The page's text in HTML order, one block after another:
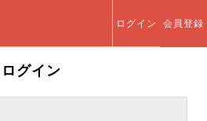
ログイン 会員登録
ログイン